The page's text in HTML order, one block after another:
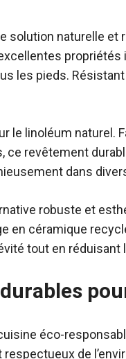
solution naturelle
les pieds.
le linoléum naturel.
ce revêtement
dans
robuste et
en céramique
tout en réduisant
éco-
de